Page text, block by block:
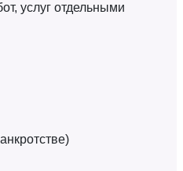
услуг отдельными